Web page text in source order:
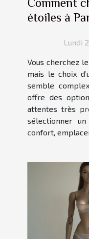
étoiles à
Lundi
Vous cherchez
mais le choix
semble
offre des
attentes très
sélectionner
confort,